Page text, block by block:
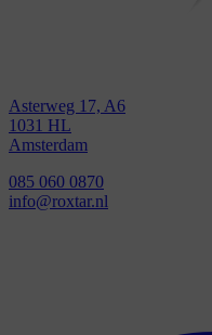
Asterweg 17, A6
1031 HL
Amsterdam
085 060 0870
info@roxtar.nl